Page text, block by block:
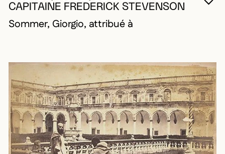
CAPITAINE FREDERICK STEVENSON
Sommer, Giorgio, attribué à